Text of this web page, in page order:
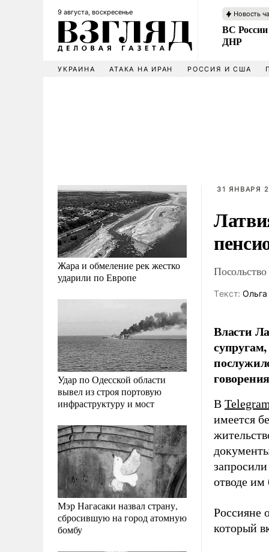
9 августа, воскресенье Новость
ВС России
ДНР
УКРАИНА АТАКА НА ИРАН РОССИЯ И США
Жара и обмеление рек жестко
ударили по Европе
Удар по Одесской области
вывел из строя портовую
инфраструктуру и мост
Мэр Нагасаки назвал страну,
сбросившую на город атомную
бомбу
31 ЯНВАРЯ
Tекст: Ольга
Власти
В Telegram
имеется
отводе им
Россияне
который